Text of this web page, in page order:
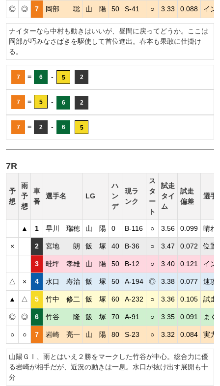
◎ ◎ 7 岡部 聡 山 陽 50 S-41 ○ 3.33 0.088 イン
ナイターなら中村も動きはいいが、昼間に戻ってどうか。ここは
岡部が巧みなさばきを駆使して首位進出。春本も果敢に仕掛け
る。
7 = 6 - 5 2
7 = 5 - 6 2
7 = 2 - 6 5
7R
予
想
雨
予
想
車
番
選手名 LG
ハ
ン
デ
現ラ
ンク
ス
タ
ー
ト
試走
タイ
ム
試走
偏差
選手
▲ 1 早川 瑞穂 山 陽 0 B-116 ○ 3.56 0.099 晴れ
× 2 宮地 朗 飯 塚 40 B-36 ○ 3.47 0.072 位置
3 畦坪 孝雄 山 陽 50 B-12 ○ 3.40 0.121 イン
△ × 4 水口 寿治 飯 塚 50 A-194 ◎ 3.38 0.077 速攻
▲ △ 5 竹中 修二 飯 塚 60 A-232 ○ 3.36 0.105 試走
◎ ◎ 6 竹谷 隆 飯 塚 70 A-91 ○ 3.35 0.091 まく
○ ○ 7 岩崎 亮一 山 陽 80 S-23 ○ 3.32 0.084 実力
山陽ＧⅠ、雨とはいえ２勝をマークした竹谷が中心。総合力に優
る岩崎が相手だが、近況の動きは一息。水口が抜け出す展開も十
分